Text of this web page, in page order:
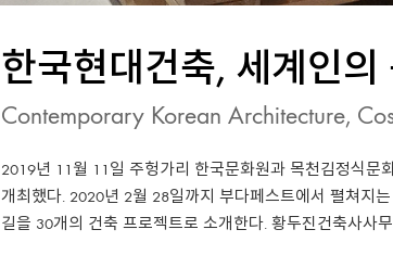
한국현대건축, 세계인
Contemporary Korean Architecture,
2019년 11월 11일 주헝가리 한국문화원과 목천김정식문
개최했다. 2020년 2월 28일까지 부다페스트에서 펼쳐지
길을 30개의 건축 프로젝트로 소개한다. 황두진건축사사